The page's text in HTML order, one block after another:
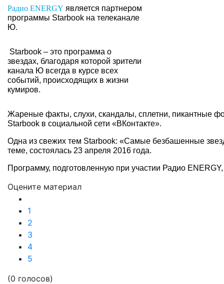
Радио ENERGY является партнером
программы Starbook на телеканале
Ю.
Starbook – это программа о
звездах, благодаря которой зрители
канала Ю всегда в курсе всех
событий, происходящих в жизни
кумиров.
Жареные факты, слухи, скандалы, сплетни, пикантные
Starbook в социальной сети «ВКонтакте».
Одна из свежих тем Starbook: «Самые безбашенные
теме, состоялась 23 апреля 2016 года.
Программу, подготовленную при участии Радио
Оцените материал
1
2
3
4
5
(0 голосов)